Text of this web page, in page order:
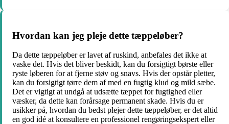
Hvordan kan jeg pleje dette tæppeløber?
Da dette tæppeløber er lavet af ruskind, anbefales det ikke at
vaske det. Hvis det bliver beskidt, kan du forsigtigt børste eller
ryste løberen for at fjerne støv og snavs. Hvis der opstår pletter,
kan du forsigtigt tørre dem af med en fugtig klud og mild sæbe.
Det er vigtigt at undgå at udsætte tæppet for fugtighed eller
væsker, da dette kan forårsage permanent skade. Hvis du er
usikker på, hvordan du bedst plejer dette tæppeløber, er det altid
en god idé at konsultere en professionel rengøringsekspert eller